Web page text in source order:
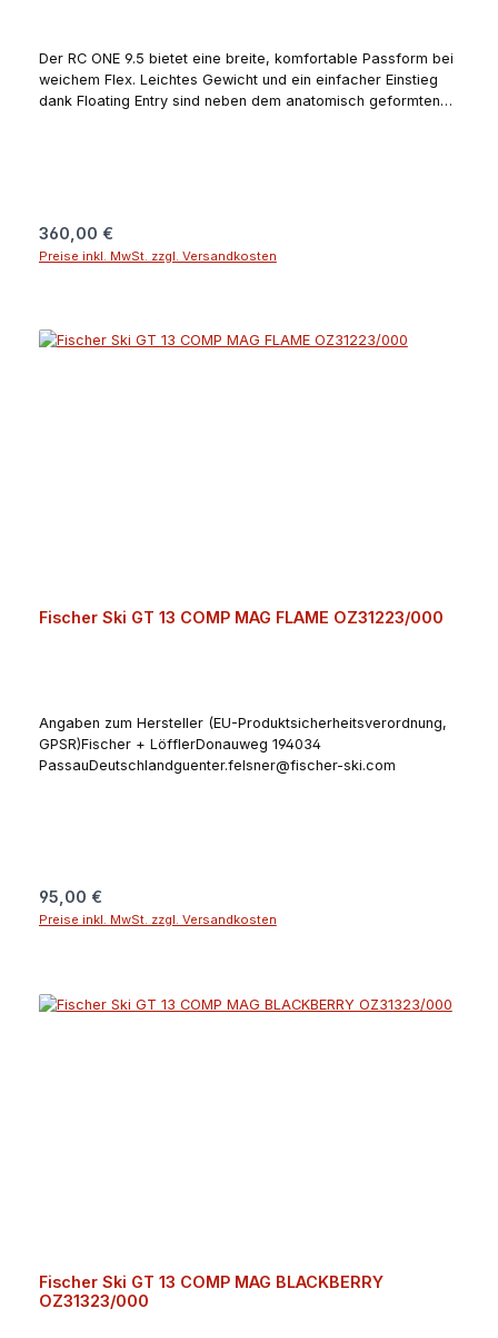
Der RC ONE 9.5 bietet eine breite, komfortable Passform bei
weichem Flex. Leichtes Gewicht und ein einfacher Einstieg
dank Floating Entry sind neben dem anatomisch geformten
Regulärer Preis:
360,00 €
Preise inkl. MwSt. zzgl. Versandkosten
Fischer Ski GT 13 COMP MAG FLAME OZ31223/000
Angaben zum Hersteller (EU-Produktsicherheitsverordnung,
GPSR)Fischer + LöfflerDonauweg 194034
PassauDeutschlandguenter.felsner@fischer-ski.com
Regulärer Preis:
95,00 €
Preise inkl. MwSt. zzgl. Versandkosten
Fischer Ski GT 13 COMP MAG BLACKBERRY
OZ31323/000